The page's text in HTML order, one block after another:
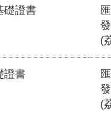
礎證書
(
證書
(